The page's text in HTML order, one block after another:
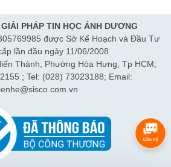
2- Thứ 7:
5h30
PHÁP TIN HỌC ÁNH DƯƠNG
được Sở Kế Hoạch và Đầu Tư
lần đầu ngày 11/06/2008
Thành, Phường Hòa Hưng, Tp HCM;
; Tel: (028) 73023188; Email: